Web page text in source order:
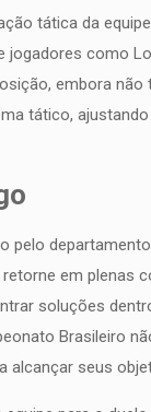
tática da
jogadores como
embora
tático,
pelo
em plenas
soluções
Brasileiro
alcançar seus